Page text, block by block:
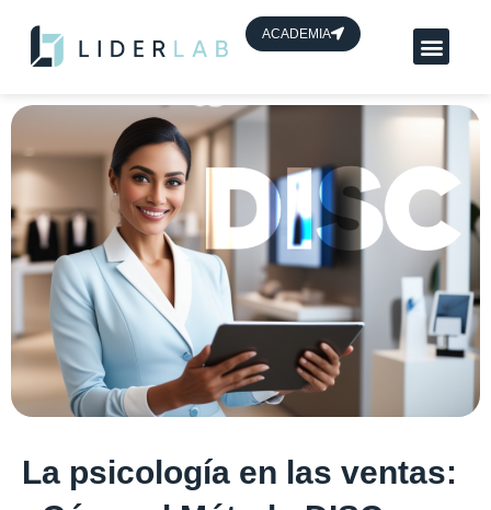
ACADEMIA
La psicología en las ventas: